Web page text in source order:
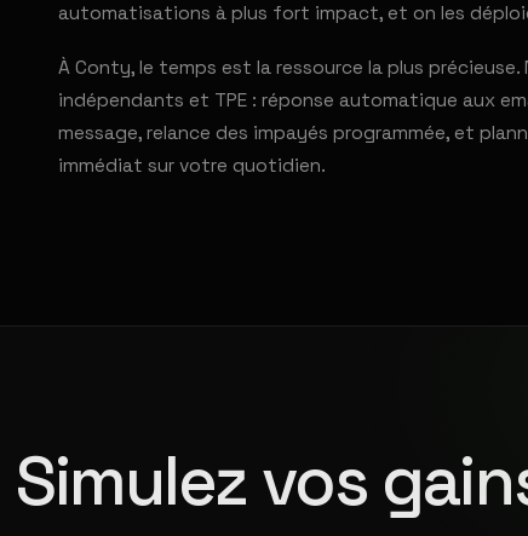
automatisations à plus fort impact, et on les
À Conty, le temps est la ressource la plus
indépendants et TPE : réponse automatique aux
message, relance des impayés programmée, et
immédiat sur votre quotidien.
Simulez vos